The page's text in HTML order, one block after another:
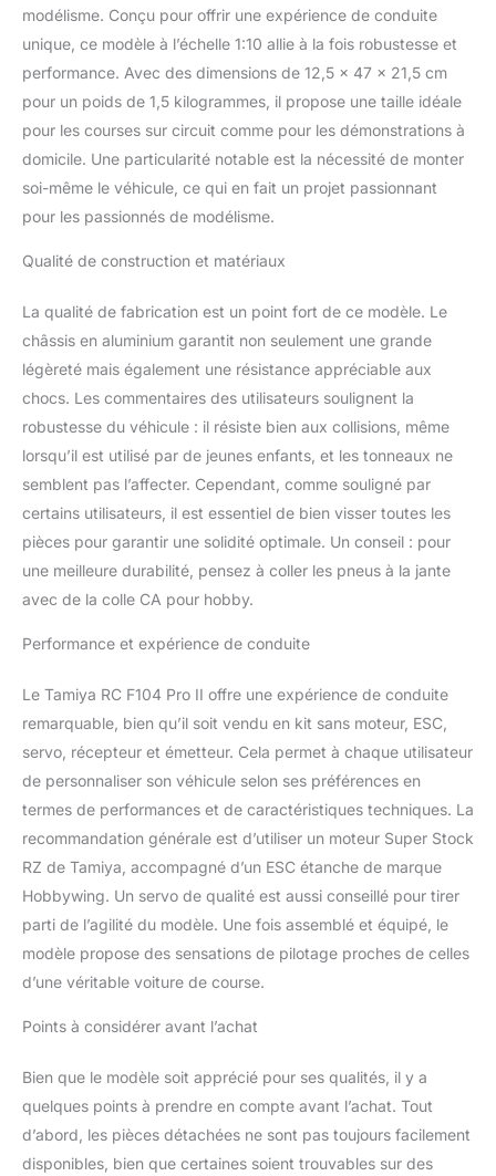
modélisme. Conçu pour offrir une expérience de conduite
unique, ce modèle à l’échelle 1:10 allie à la fois robustesse et
performance. Avec des dimensions de 12,5 x 47 x 21,5 cm
pour un poids de 1,5 kilogrammes, il propose une taille idéale
pour les courses sur circuit comme pour les démonstrations à
domicile. Une particularité notable est la nécessité de monter
soi-même le véhicule, ce qui en fait un projet passionnant
pour les passionnés de modélisme.
Qualité de construction et matériaux
La qualité de fabrication est un point fort de ce modèle. Le
châssis en aluminium garantit non seulement une grande
légèreté mais également une résistance appréciable aux
chocs. Les commentaires des utilisateurs soulignent la
robustesse du véhicule : il résiste bien aux collisions, même
lorsqu’il est utilisé par de jeunes enfants, et les tonneaux ne
semblent pas l’affecter. Cependant, comme souligné par
certains utilisateurs, il est essentiel de bien visser toutes les
pièces pour garantir une solidité optimale. Un conseil : pour
une meilleure durabilité, pensez à coller les pneus à la jante
avec de la colle CA pour hobby.
Performance et expérience de conduite
Le Tamiya RC F104 Pro II offre une expérience de conduite
remarquable, bien qu’il soit vendu en kit sans moteur, ESC,
servo, récepteur et émetteur. Cela permet à chaque utilisateur
de personnaliser son véhicule selon ses préférences en
termes de performances et de caractéristiques techniques. La
recommandation générale est d’utiliser un moteur Super Stock
RZ de Tamiya, accompagné d’un ESC étanche de marque
Hobbywing. Un servo de qualité est aussi conseillé pour tirer
parti de l’agilité du modèle. Une fois assemblé et équipé, le
modèle propose des sensations de pilotage proches de celles
d’une véritable voiture de course.
Points à considérer avant l’achat
Bien que le modèle soit apprécié pour ses qualités, il y a
quelques points à prendre en compte avant l’achat. Tout
d’abord, les pièces détachées ne sont pas toujours facilement
disponibles, bien que certaines soient trouvables sur des